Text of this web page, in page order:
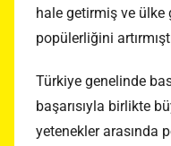
hale getirmiş ve ülke
popülerliğini
Türkiye genelinde
başarısıyla birlikte
yetenekler arasında